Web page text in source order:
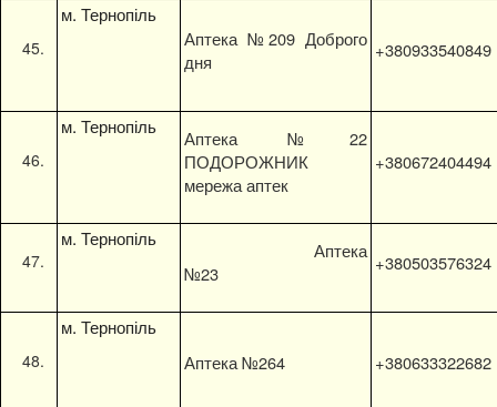
м. Тернопіль
Аптека №209 Доброго
дня
+380933540849
м. Тернопіль
Аптека №22
ПОДОРОЖНИК
мережа аптек
+380672404494
м. Тернопіль
Аптека
№23
+380503576324
м. Тернопіль
Аптека №264 +380633322682